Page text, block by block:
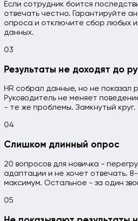
Если сотрудник боится
отвечать честно. Гарантируйте
опроса и отключите сбор любых
данных.
03
Результаты не доходят до
HR собрал данные, но не показал
Руководитель не меняет
- те же проблемы. Замкнутый круг.
04
Слишком длинный опрос
20 вопросов для новичка -
адаптации и не хочет отвечать.
максимум. Остальное - за один
05